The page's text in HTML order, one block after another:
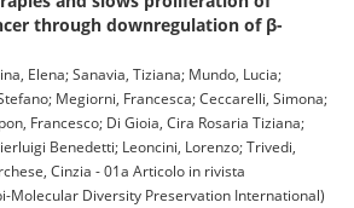
through downregulation of β-
Elena; Sanavia, Tiziana; Mundo, Lucia;
Megiorni, Francesca; Ceccarelli, Simona;
Francesco; Di Gioia, Cira Rosaria Tiziana;
Benedetti; Leoncini, Lorenzo; Trivedi,
Cinzia - 01a Articolo in rivista
Molecular Diversity Preservation International)